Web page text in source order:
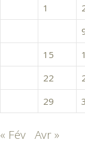
1
15
22
29
« Fév Avr »